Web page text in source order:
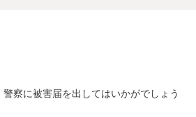
察に被害届を出してはいかがでしょう